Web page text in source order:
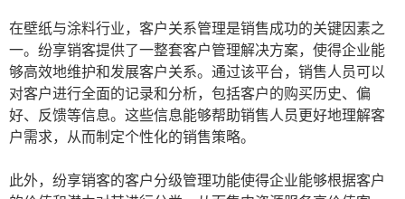
在壁纸与涂料行业，客户关系管理是销售成功的关键因素之
一。纷享销客提供了一整套客户管理解决方案，使得企业能
够高效地维护和发展客户关系。通过该平台，销售人员可以
对客户进行全面的记录和分析，包括客户的购买历史、偏
好、反馈等信息。这些信息能够帮助销售人员更好地理解客
户需求，从而制定个性化的销售策略。
此外，纷享销客的客户分级管理功能使得企业能够根据客户